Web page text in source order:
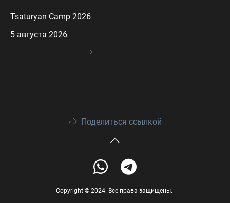
Tsaturyan Camp 2026
5 августа 2026
Поделиться ссылкой
Copyright © 2024. Все права защищены.